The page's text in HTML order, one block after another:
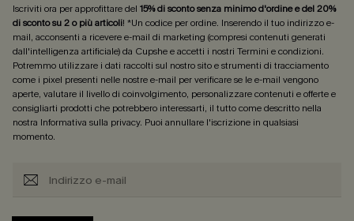
Iscriviti ora per approfittare del 15% di sconto senza minimo d'ordine e del 20%
di sconto su 2 o più articoli! *Un codice per ordine. Inserendo il tuo indirizzo e-
mail, acconsenti a ricevere e-mail di marketing (compresi contenuti generati
dall'intelligenza artificiale) da Cupshe e accetti i nostri Termini e condizioni.
Potremmo utilizzare i dati raccolti sul nostro sito e strumenti di tracciamento
come i pixel presenti nelle nostre e-mail per verificare se le e-mail vengono
aperte, valutare il livello di coinvolgimento, personalizzare contenuti e offerte e
consigliarti prodotti che potrebbero interessarti, il tutto come descritto nella
nostra Informativa sulla privacy. Puoi annullare l'iscrizione in qualsiasi
momento.